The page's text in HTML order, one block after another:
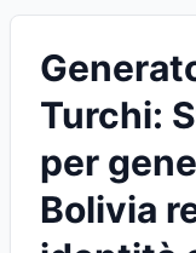
Turchi:
per
Bolivia